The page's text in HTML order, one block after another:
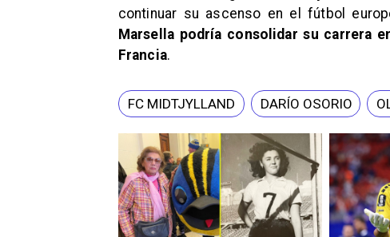
continuar su ascenso en el fútbol
Marsella podría consolidar su carrera
Francia.
FC MIDTJYLLAND DARÍO OSORIO